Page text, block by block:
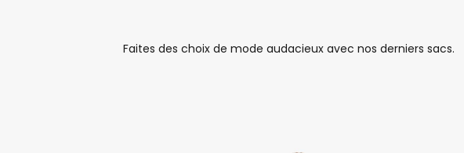
Faites des choix de mode audacieux avec nos derniers sacs.